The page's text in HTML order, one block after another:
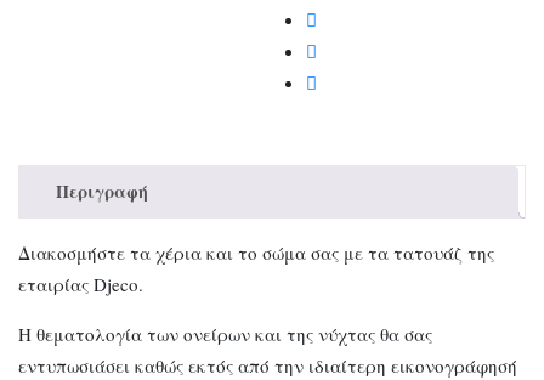
Περιγραφή
Διακοσμήστε τα χέρια και το σώμα σας με τα τατουάζ της
εταιρίας Djeco.
Η θεματολογία των ονείρων και της νύχτας θα σας
εντυπωσιάσει καθώς εκτός από την ιδιαίτερη εικονογράφησή